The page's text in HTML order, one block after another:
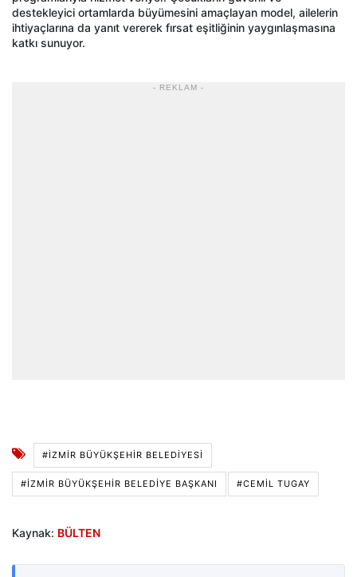
destekleyici ortamlarda büyümesini amaçlayan model, ailelerin
ihtiyaçlarına da yanıt vererek fırsat eşitliğinin yaygınlaşmasına
katkı sunuyor.
- REKLAM -
#İZMIR BÜYÜKŞEHIR BELEDIYESI
#İZMIR BÜYÜKŞEHIR BELEDIYE BAŞKANI #CEMIL TUGAY
Kaynak: BÜLTEN